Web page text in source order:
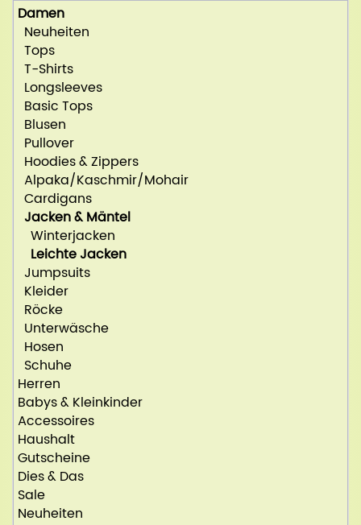
Damen
Neuheiten
Tops
T-Shirts
Longsleeves
Basic Tops
Blusen
Pullover
Hoodies & Zippers
Alpaka/Kaschmir/Mohair
Cardigans
Jacken & Mäntel
Winterjacken
Leichte Jacken
Jumpsuits
Kleider
Röcke
Unterwäsche
Hosen
Schuhe
Herren
Babys & Kleinkinder
Accessoires
Haushalt
Gutscheine
Dies & Das
Sale
Neuheiten